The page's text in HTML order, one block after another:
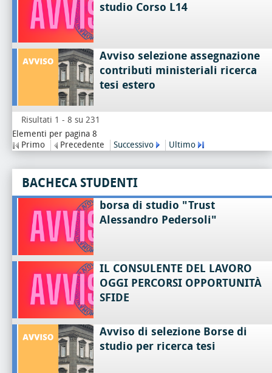
studio Corso L14
Avviso selezione assegnazione
contributi ministeriali ricerca
tesi estero
Risultati 1 - 8 su 231
Elementi per pagina 8
Primo
Precedente Successivo Ultimo
BACHECA STUDENTI
borsa di studio "Trust
Alessandro Pedersoli"
IL CONSULENTE DEL LAVORO
OGGI PERCORSI OPPORTUNITÀ
SFIDE
Avviso di selezione Borse di
studio per ricerca tesi